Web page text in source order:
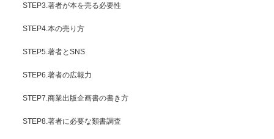
STEP3.著者が本を売る必要性
STEP4.本の売り方
STEP5.著者とSNS
STEP6.著者の広報力
STEP7.商業出版企画書の書き方
STEP8.著者に必要な類書調査